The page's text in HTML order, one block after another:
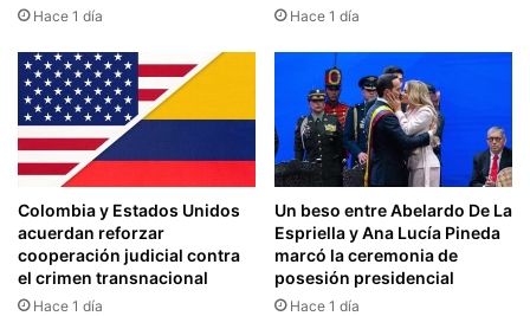
Hace 1 día Hace 1 día
Colombia y Estados Unidos
acuerdan reforzar
cooperación judicial contra
el crimen transnacional
Hace 1 día
Un beso entre Abelardo De La
Espriella y Ana Lucía Pineda
marcó la ceremonia de
posesión presidencial
Hace 1 día